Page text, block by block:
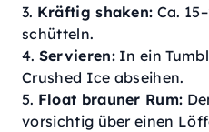
Kräftig shaken: Ca.
schütteln.
Servieren:In ein
Crushed Ice abseihen.
Float brauner Rum:
vorsichtig über einen